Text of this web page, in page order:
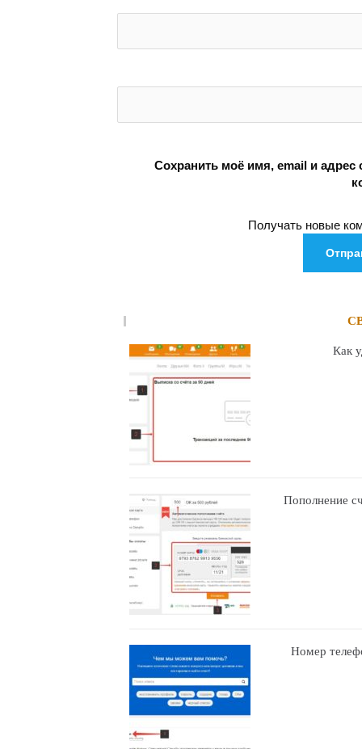
Сохранить моё имя, email и
Получать новые
Как
Пополнение
Номер